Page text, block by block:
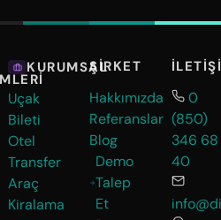
KURUMSAL
Uçak
Bileti
Otel
Transfer
Araç
Kiralama
ŞIRKET
Hakkımızda
Referanslar
Blog
Demo
Talep
Et
0
(850)
346 68
40